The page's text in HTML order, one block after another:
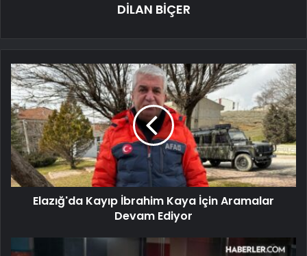
DİLAN BİÇER
Elazığ'da Kayıp İbrahim Kaya İçin Aramalar
Devam Ediyor